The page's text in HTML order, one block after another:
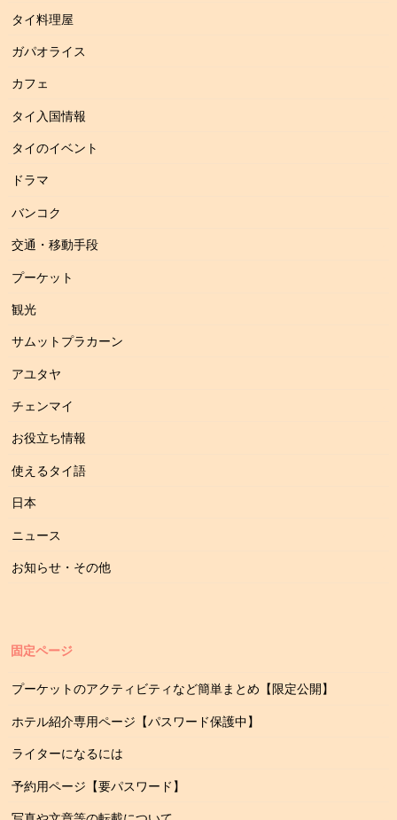
タイ料理屋
ガパオライス
カフェ
タイ入国情報
タイのイベント
ドラマ
バンコク
交通・移動手段
プーケット
観光
サムットプラカーン
アユタヤ
チェンマイ
お役立ち情報
使えるタイ語
日本
ニュース
お知らせ・その他
固定ページ
プーケットのアクティビティなど簡単まとめ【限定公開】
ホテル紹介専用ページ【パスワード保護中】
ライターになるには
予約用ページ【要パスワード】